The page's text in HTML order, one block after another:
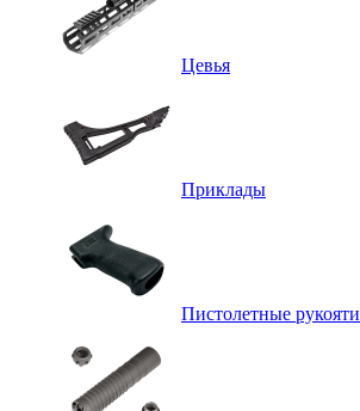
Цевья
Приклады
Пистолетные рукояти